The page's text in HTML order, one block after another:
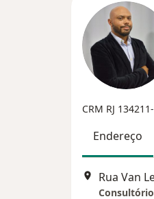
CRM RJ
Endereço